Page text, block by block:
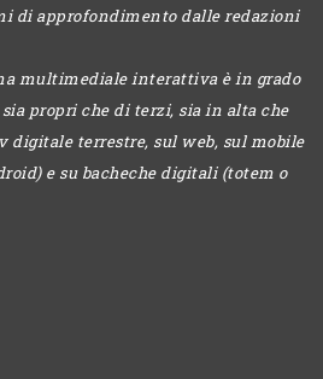
di approfondimento dalle redazioni
multimediale interattiva è in grado
propri che di terzi, sia in alta che
digitale terrestre, sul web, sul mobile
e su bacheche digitali (totem o